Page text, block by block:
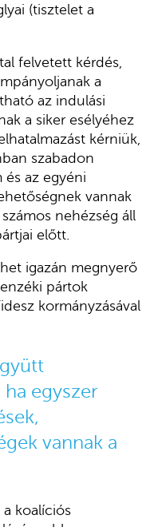
(tisztelet a
felvetett kérdés,
a
az indulási
a siker esélyéhez
kérniük,
szabadon
az egyéni
vannak
nehézség áll
előtt.
igazán megnyerő
pártok
kormányzásával
egyszer
vannak a
koalíciós